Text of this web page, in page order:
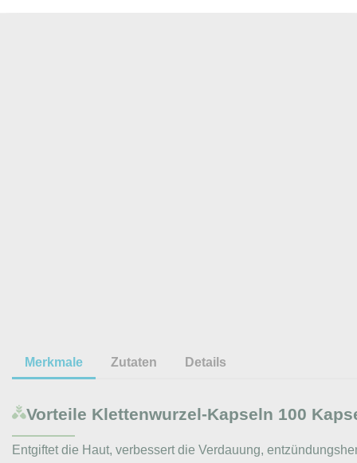
Merkmale Zutaten Details
Vorteile Klettenwurzel-Kapseln 100
Entgiftet die Haut, verbessert die Verdauung,